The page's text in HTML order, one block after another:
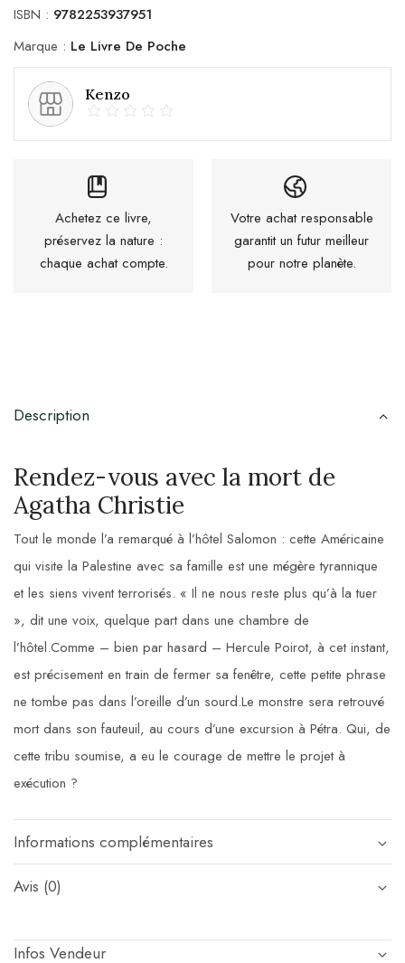
ISBN : 9782253937951
Marque : Le Livre De Poche
Kenzo
Achetez ce livre,
préservez la nature :
chaque achat compte.
Votre achat responsable
garantit un futur meilleur
pour notre planète.
Description
Rendez-vous avec la mort de
Agatha Christie
Tout le monde l’a remarqué à l’hôtel Salomon : cette Américaine
qui visite la Palestine avec sa famille est une mégère tyrannique
et les siens vivent terrorisés. « Il ne nous reste plus qu’à la tuer
», dit une voix, quelque part dans une chambre de
l’hôtel.Comme – bien par hasard – Hercule Poirot, à cet instant,
est précisement en train de fermer sa fenêtre, cette petite phrase
ne tombe pas dans l’oreille d’un sourd.Le monstre sera retrouvé
mort dans son fauteuil, au cours d’une excursion à Pétra. Qui, de
cette tribu soumise, a eu le courage de mettre le projet à
exécution ?
Informations complémentaires
Avis (0)
Infos Vendeur